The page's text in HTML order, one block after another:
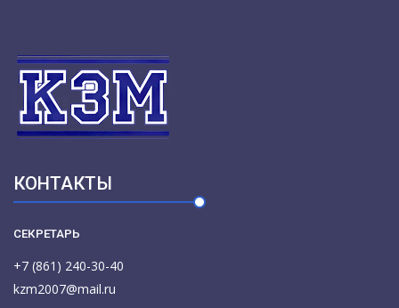
КОНТАКТЫ
СЕКРЕТАРЬ
+7 (861) 240-30-40
kzm2007@mail.ru